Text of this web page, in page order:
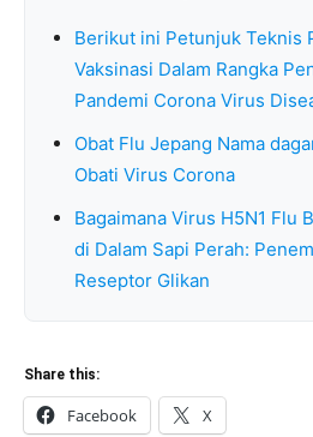
Berikut ini Petunjuk Teknis
Vaksinasi Dalam Rangka
Pandemi Corona Virus
Obat Flu Jepang Nama
Obati Virus Corona
Bagaimana Virus H5N1 Flu
di Dalam Sapi Perah:
Reseptor Glikan
Share this:
Facebook X